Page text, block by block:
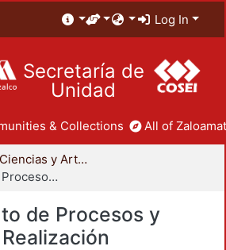
Log In
Secretaría de
Unidad
& Collections All of
División de Ciencias y Artes para el Diseño
Departamento de Procesos y Técnicas de Realización
de Procesos y